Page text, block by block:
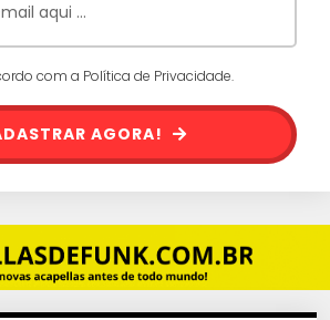
com a Política de Privacidade.
AGORA!